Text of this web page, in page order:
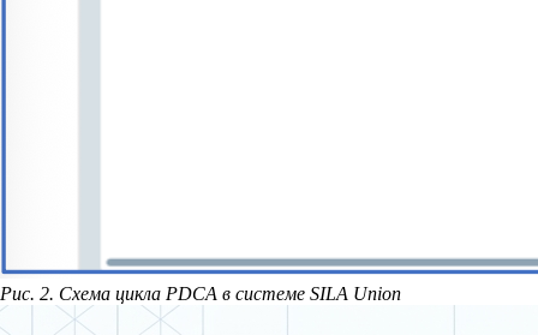
Рис. 2. Схема цикла PDCA в системе SILA Union